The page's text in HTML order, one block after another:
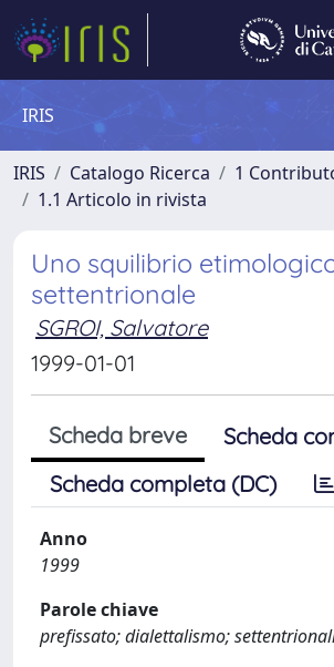
IRIS
IRIS Catalogo Ricerca
1
1.1 Articolo in rivista
Uno squilibrio
settentrionale
SGROI, Salvatore
1999-01-01
Scheda breve
Scheda
Scheda completa (DC)
Anno
1999
Parole chiave
prefissato; dialettalismo;